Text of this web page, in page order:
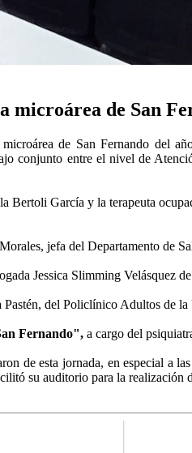
microárea de San
de San Fernando del
conjunto entre el nivel de
Bertoli García y la terapeuta
jefa del Departamento de
Jessica Slimming Velásquez
del Policlínico Adultos de
Fernando", a cargo del
de esta jornada, en especial a
su auditorio para la realización